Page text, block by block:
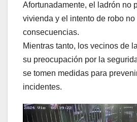
Afortunadamente, el ladrón no
vivienda y el intento de robo
consecuencias.
Mientras tanto, los vecinos de
su preocupación por la
se tomen medidas para
incidentes.